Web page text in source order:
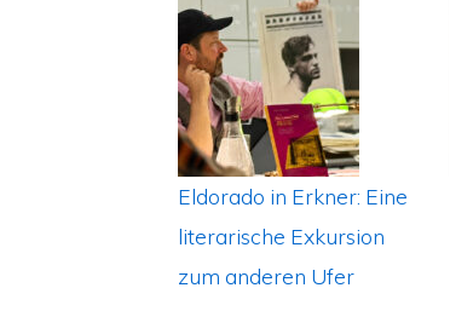
Eldorado in Erkner: Eine
literarische Exkursion
zum anderen Ufer